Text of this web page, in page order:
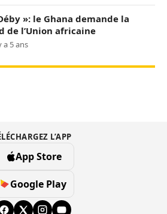
»: le Ghana demande la
de l’Union africaine
a 5 ans
L’APP
App Store
Google Play